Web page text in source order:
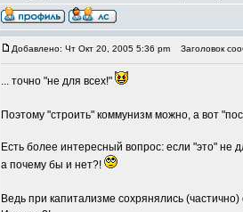
Добавлено: Чт Окт 20, 2005 5:36 pm Заголовок
... точно "не для всех!"
Поэтому "строить" коммунизм можно, а вот
Есть более интересный вопрос: если "это" не
а почему бы и нет?!
Ведь при капитализме сохрянялись